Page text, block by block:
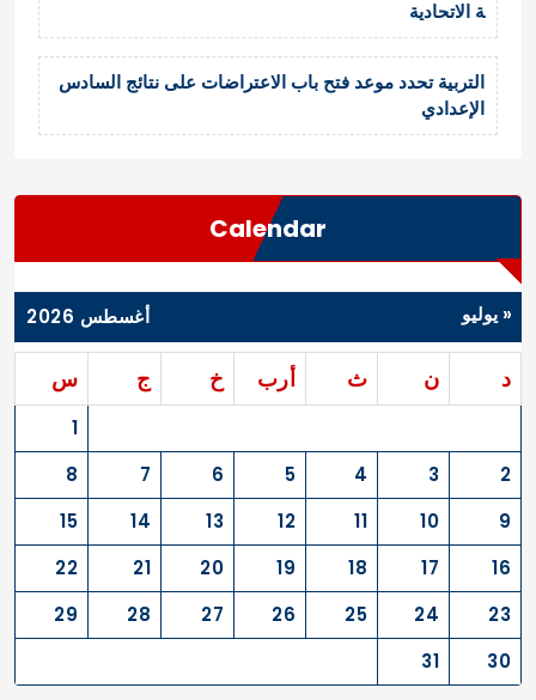
ة الاتحادية
التربية تحدد موعد فتح باب الاعتراضات على نتائج السادس
الإعدادي
Calendar
أغسطس 2026
د ن ث أرب خ ج س
1
2
3
4
5
6
7
8
9
10
11
12
13
14
15
16
17
18
19
20
21
22
23
24
25
26
27
28
29
30
31
« يوليو